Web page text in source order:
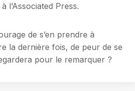
l’Associated Press.
de s’en prendre à
la dernière fois, de peur de se
pour le remarquer ?